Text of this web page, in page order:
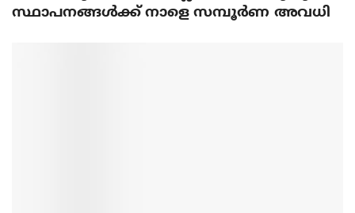
സ്ഥാപനങ്ങൾക്ക് നാളെ സമ്പൂർണ അവധി